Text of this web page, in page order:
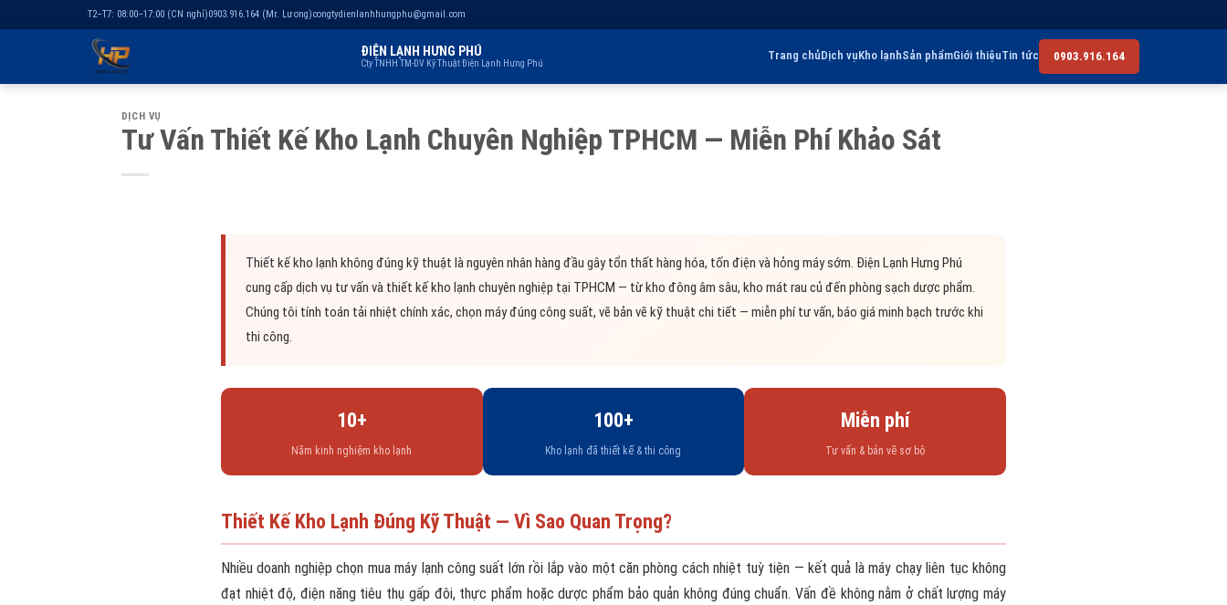
T2–T7: 08:00–17:00 (CN nghỉ)0903.916.164 (Mr. Lương)congtydienlanhhungphu@gmail.com
ĐIỆN LẠNH HƯNG PHÚ
Cty TNHH TM-DV Kỹ Thuật Điện Lạnh Hưng Phú
Trang chủDịch vụKho lạnhSản phẩmGiới thiệuTin tức 0903.916.164
DỊCH VỤ
Tư Vấn Thiết Kế Kho Lạnh Chuyên Nghiệp TPHCM — Miễn Phí Khảo Sát
Thiết kế kho lạnh không đúng kỹ thuật là nguyên nhân hàng đầu gây tổn thất hàng hóa, tốn điện và hỏng máy sớm. Điện Lạnh Hưng Phú
cung cấp dịch vụ tư vấn và thiết kế kho lạnh chuyên nghiệp tại TPHCM — từ kho đông âm sâu, kho mát rau củ đến phòng sạch dược phẩm.
Chúng tôi tính toán tải nhiệt chính xác, chọn máy đúng công suất, vẽ bản vẽ kỹ thuật chi tiết — miễn phí tư vấn, báo giá minh bạch trước khi
thi công.
10+
Năm kinh nghiệm kho lạnh
100+
Kho lạnh đã thiết kế & thi công
Miễn phí
Tư vấn & bản vẽ sơ bộ
Thiết Kế Kho Lạnh Đúng Kỹ Thuật — Vì Sao Quan Trọng?
Nhiều doanh nghiệp chọn mua máy lạnh công suất lớn rồi lắp vào một căn phòng cách nhiệt tuỳ tiện — kết quả là máy chạy liên tục không
đạt nhiệt độ, điện năng tiêu thụ gấp đôi, thực phẩm hoặc dược phẩm bảo quản không đúng chuẩn. Vấn đề không nằm ở chất lượng máy